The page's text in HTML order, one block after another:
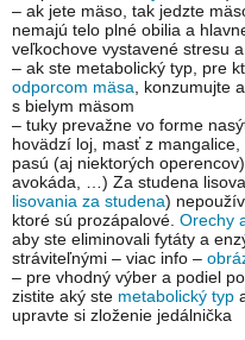
– ak jete mäso, tak jedzte
nemajú telo plné obilia a
veľkochove vystavené stresu a
– ak ste metabolický typ, pre
odporcom mäsa , konzumujte
s bielym mäsom
– tuky prevažne vo forme
hovädzí loj, masť z
pasú (aj niektorých operencov),
avokáda, …) Za studena
lisovania za studena)
ktoré sú prozápalové. Orechy
aby ste eliminovali fytáty a
stráviteľnými – viac info –
– pre vhodný výber a podiel
zistite aký ste metabolický typ
upravte si zloženie jedálnička